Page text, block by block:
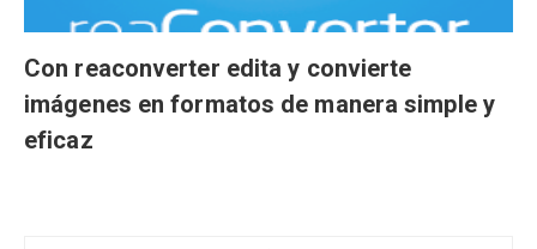
Con reaconverter edita y convierte
imágenes en formatos de manera simple y
eficaz